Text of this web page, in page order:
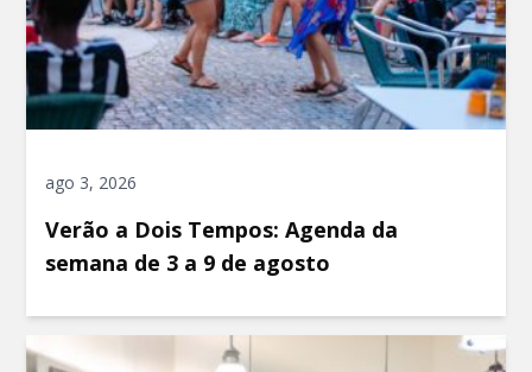
ago 3, 2026
Verão a Dois Tempos: Agenda da
semana de 3 a 9 de agosto